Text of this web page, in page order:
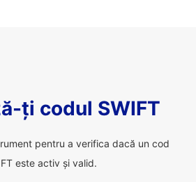
ți codul SWIFT
pentru a verifica dacă un cod
este activ și valid.